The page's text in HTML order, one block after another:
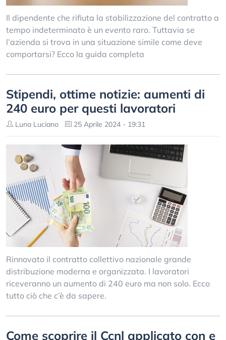
Il dipendente che rifiuta la stabilizzazione del contratto a
tempo indeterminato è un evento raro. Tuttavia se
l’azienda si trova in una situazione simile come deve
comportarsi? Ecco la guida completa
Stipendi, ottime notizie: aumenti di
240 euro per questi lavoratori
Luna Luciano 25 Aprile 2024 - 19:31
Rinnovato il contratto collettivo nazionale grande
distribuzione moderna e organizzata. I lavoratori
riceveranno un aumento di 240 euro ma non solo. Ecco
tutto ciò che c’è da sapere.
Come scoprire il Ccnl applicato con e